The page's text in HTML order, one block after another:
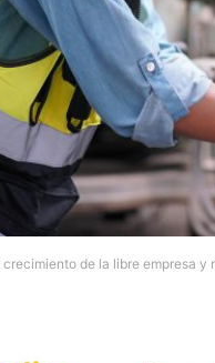
de la libre empresa y